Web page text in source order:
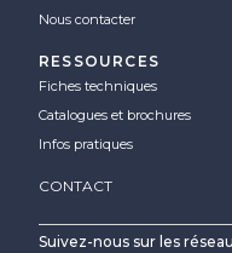
Nous contacter
RESSOURCES
Fiches techniques
Catalogues et brochures
Infos pratiques
CONTACT
Suivez-nous sur les